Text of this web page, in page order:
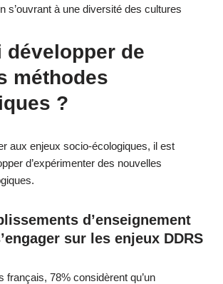
s’ouvrant à une diversité des cultures
développer de
méthodes
?
aux enjeux socio-écologiques, il est
d’expérimenter des nouvelles
d’enseignement
sur les enjeux DDRS
français, 78% considèrent qu’un